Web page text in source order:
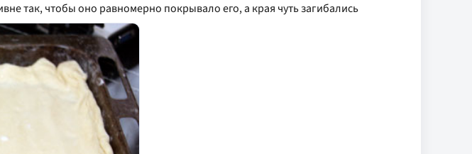
так, чтобы оно равномерно покрывало его, а края чуть загибались